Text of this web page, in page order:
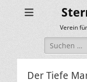
Verein
Suchen
nach:
Der Tiefe